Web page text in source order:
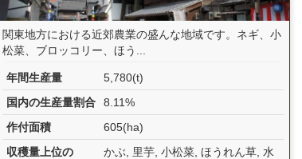
関東地方における近郊農業の盛んな地域です。ネギ、小
松菜、ブロッコリー、ほう...
年間生産量
5,780(t)
国内の生産量割合
8.11%
作付面積
605(ha)
収穫量上位の
かぶ, 里芋, 小松菜, ほうれん草, 水